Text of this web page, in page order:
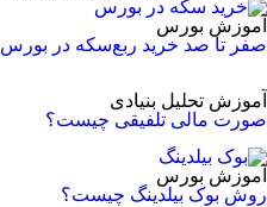
آموزش بورس
صفر تا صد خرید ربع‌سکه در بورس
آموزش تحلیل بنیادی
صورت‌ مالی تلفیقی چیست؟
آموزش بورس
روش بوک بیلدینگ چیست؟